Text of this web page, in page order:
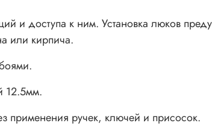
доступа к ним. Установка люков
или кирпича.
12.5мм.
применения ручек, ключей и присосок.